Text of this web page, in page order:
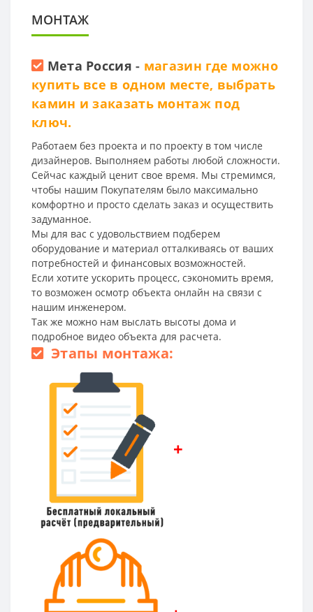
МОНТАЖ
Мета Россия - магазин где можно
купить все в одном месте, выбрать
камин и заказать монтаж под
ключ.
Работаем без проекта и по проекту в том числе
дизайнеров. Выполняем работы любой сложности.
Сейчас каждый ценит свое время. Мы стремимся,
чтобы нашим Покупателям было максимально
комфортно и просто сделать заказ и осуществить
задуманное.
Мы для вас с удовольствием подберем
оборудование и материал отталкиваясь от ваших
потребностей и финансовых возможностей.
Если хотите ускорить процесс, сэкономить время,
то возможен осмотр объекта онлайн на связи с
нашим инженером.
Так же можно нам выслать высоты дома и
подробное видео объекта для расчета.
Этапы монтажа:
+